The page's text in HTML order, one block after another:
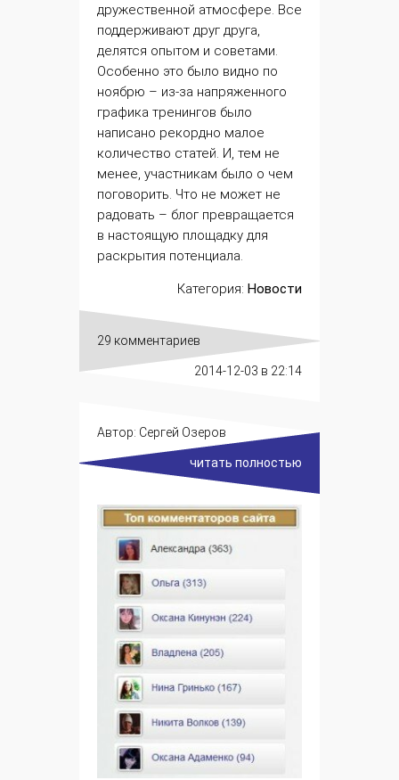
дружественной атмосфере. Все
поддерживают друг друга,
делятся опытом и советами.
Особенно это было видно по
ноябрю – из-за напряженного
графика тренингов было
написано рекордно малое
количество статей. И, тем не
менее, участникам было о чем
поговорить. Что не может не
радовать – блог превращается
в настоящую площадку для
раскрытия потенциала.
Категория: Новости
29 комментариев
2014-12-03 в 22:14
Автор: Сергей Озеров
читать полностью